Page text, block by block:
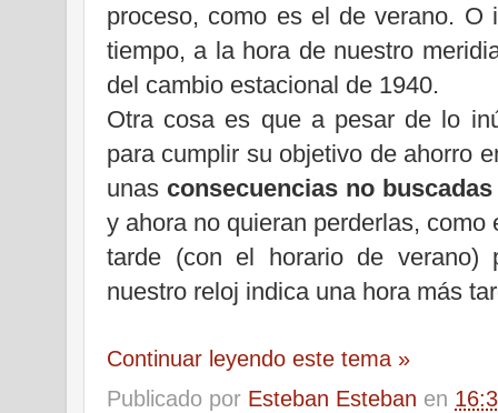
proceso, como es el de verano. O
tiempo, a la hora de nuestro
del cambio estacional de 1940.
Otra cosa es que a pesar de lo
para cumplir su objetivo de ahorro
unas consecuencias no
y ahora no quieran perderlas,
tarde (con el horario de verano)
nuestro reloj indica una hora más
Continuar leyendo este tema »
Publicado por Esteban Esteban en